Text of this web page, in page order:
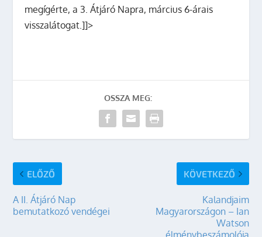
megígérte, a 3. Átjáró Napra, március 6-árais
visszalátogat.]]>
OSSZA MEG:
ELŐZŐ
A II. Átjáró Nap
bemutatkozó vendégei
KÖVETKEZŐ
Kalandjaim
Magyarországon – Ian
Watson
élménybeszámolója